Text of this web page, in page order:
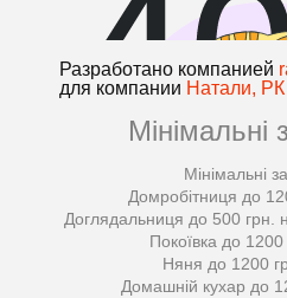
Разработано компанией
для компании Натали, РК
Мінімальні
Мінімальні
Домробітниця до
Доглядальниця до 500 грн.
Покоївка до
Няня до 1200
Домашній кухар до